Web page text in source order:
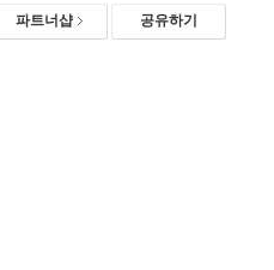
파트너샵 공유하기